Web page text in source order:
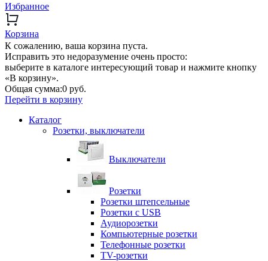
Избранное
Корзина
К сожалению, ваша корзина пуста.
Исправить это недоразумение очень просто:
выберите в каталоге интересующий товар и нажмите кнопку
«В корзину».
Общая сумма:0 руб.
Перейти в корзину
Каталог
Розетки, выключатели
Выключатели
Розетки
Розетки штепсельные
Розетки с USB
Аудиорозетки
Компьютерные розетки
Телефонные розетки
TV-розетки